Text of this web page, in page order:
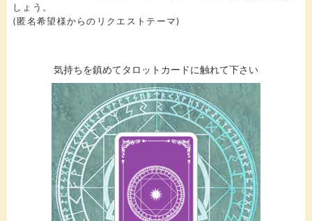
しょう。
(匿名希望様からのリクエストテーマ)
気持ちを鎮めてタロットカードに触れて下さい